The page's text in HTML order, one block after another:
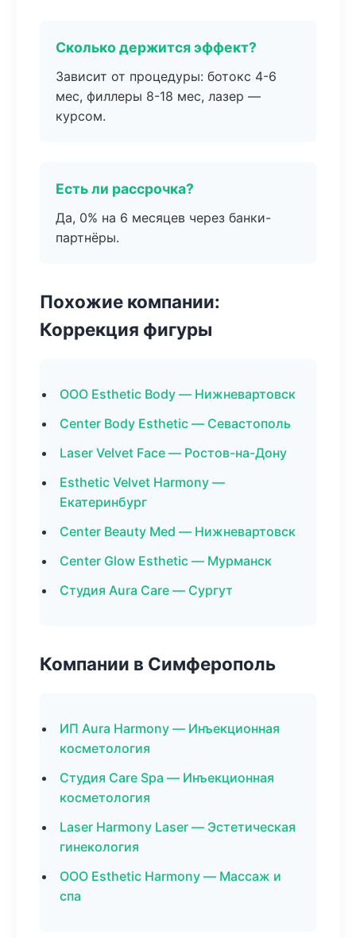
Сколько держится эффект?
Зависит от процедуры: ботокс 4-6
мес, филлеры 8-18 мес, лазер —
курсом.
Есть ли рассрочка?
Да, 0% на 6 месяцев через банки-
партнёры.
Похожие компании:
Коррекция фигуры
ООО Esthetic Body — Нижневартовск
Center Body Esthetic — Севастополь
Laser Velvet Face — Ростов-на-Дону
Esthetic Velvet Harmony —
Екатеринбург
Center Beauty Med — Нижневартовск
Center Glow Esthetic — Мурманск
Студия Aura Care — Сургут
Компании в Симферополь
ИП Aura Harmony — Инъекционная
косметология
Студия Care Spa — Инъекционная
косметология
Laser Harmony Laser — Эстетическая
гинекология
ООО Esthetic Harmony — Массаж и
спа